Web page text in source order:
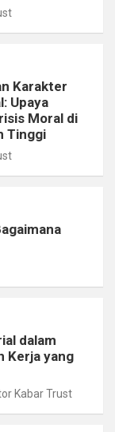
Karakter
Upaya
Moral di
Tinggi
dalam
Kerja yang
Kabar Trust